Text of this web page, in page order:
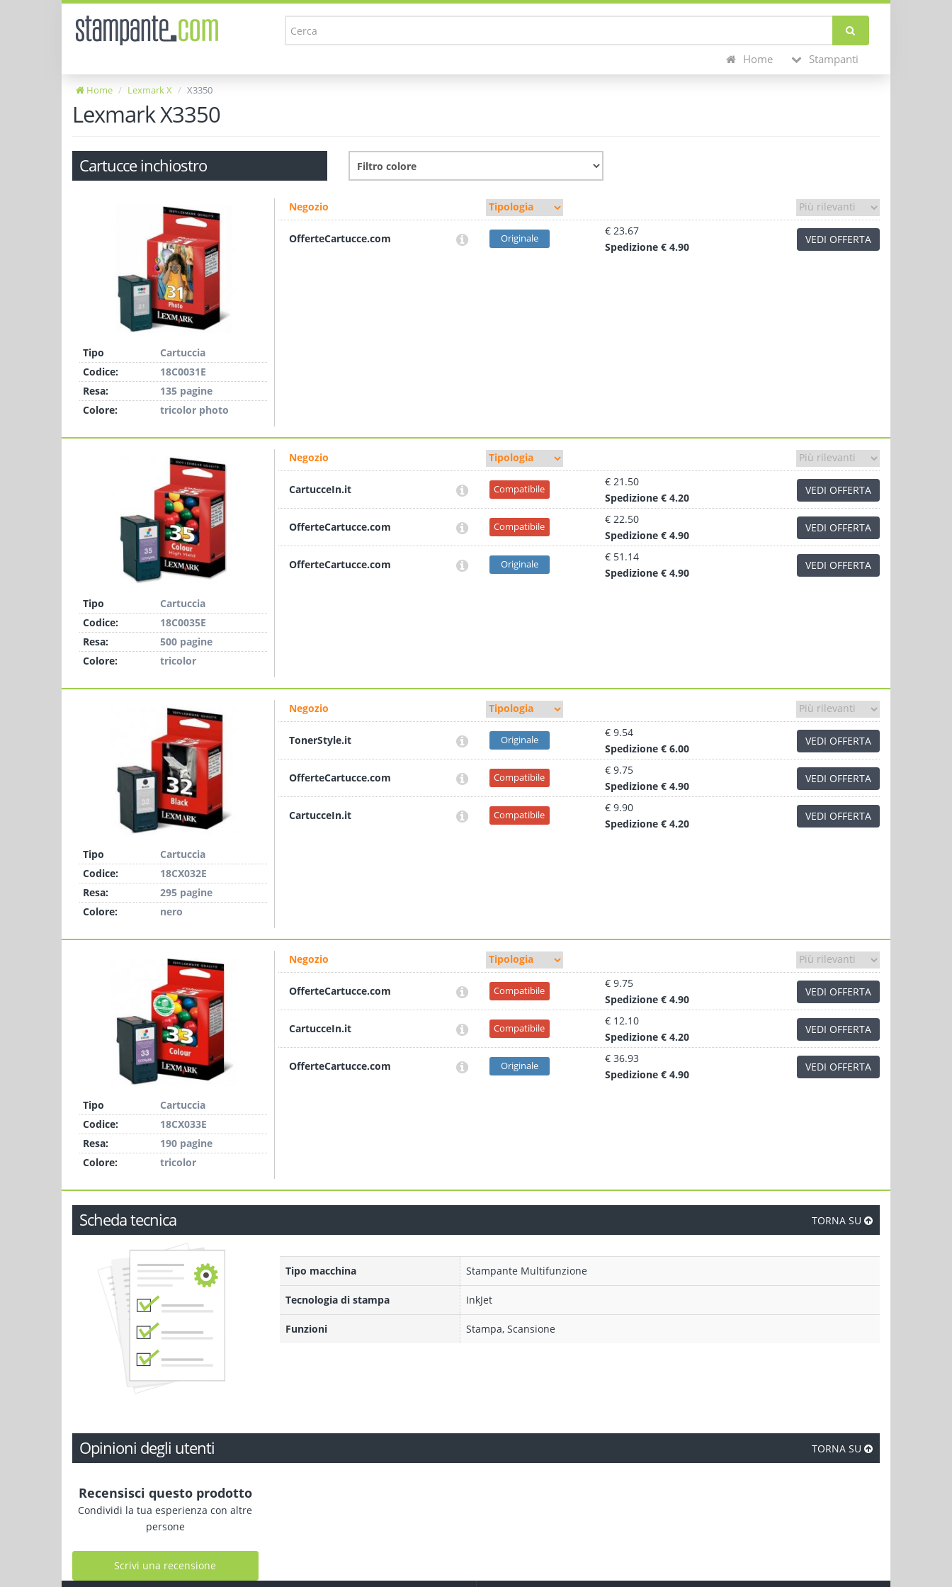
Home Stampanti
Home Lexmark X X3350
Lexmark X3350
Cartucce inchiostro
Tipo
Cartuccia
Codice:
18C0031E
Resa:
135 pagine
Colore:
tricolor photo
Negozio
OfferteCartucce.com Originale
€ 23.67
Spedizione € 4.90
VEDI OFFERTA
Tipo
Cartuccia
Codice:
18C0035E
Resa:
500 pagine
Colore:
tricolor
Negozio
CartucceIn.it Compatibile
€ 21.50
Spedizione € 4.20
VEDI OFFERTA
OfferteCartucce.com Compatibile
€ 22.50
Spedizione € 4.90
VEDI OFFERTA
OfferteCartucce.com Originale
€ 51.14
Spedizione € 4.90
VEDI OFFERTA
Tipo
Cartuccia
Codice:
18CX032E
Resa:
295 pagine
Colore:
nero
Negozio
TonerStyle.it Originale
€ 9.54
Spedizione € 6.00
VEDI OFFERTA
OfferteCartucce.com Compatibile
€ 9.75
Spedizione € 4.90
VEDI OFFERTA
CartucceIn.it Compatibile
€ 9.90
Spedizione € 4.20
VEDI OFFERTA
Tipo
Cartuccia
Codice:
18CX033E
Resa:
190 pagine
Colore:
tricolor
Negozio
OfferteCartucce.com Compatibile
€ 9.75
Spedizione € 4.90
VEDI OFFERTA
CartucceIn.it Compatibile
€ 12.10
Spedizione € 4.20
VEDI OFFERTA
OfferteCartucce.com Originale
€ 36.93
Spedizione € 4.90
VEDI OFFERTA
Scheda tecnica TORNA SU
Tipo macchina Stampante Multifunzione
Tecnologia di stampa InkJet
Funzioni Stampa, Scansione
Opinioni degli utenti TORNA SU
Recensisci questo prodotto
Condividi la tua esperienza con altre
persone
Scrivi una recensione